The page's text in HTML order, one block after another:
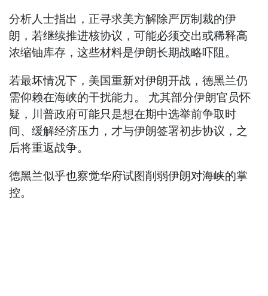
分析人士指出，正寻求美方解除严厉制裁的伊
朗，若继续推进核协议，可能必须交出或稀释高
浓缩铀库存，这些材料是伊朗长期战略吓阻。
若最坏情况下，美国重新对伊朗开战，德黑兰仍
需仰赖在海峡的干扰能力。 尤其部分伊朗官员怀
疑，川普政府可能只是想在期中选举前争取时
间、缓解经济压力，才与伊朗签署初步协议，之
后将重返战争。
德黑兰似乎也察觉华府试图削弱伊朗对海峡的掌
控。